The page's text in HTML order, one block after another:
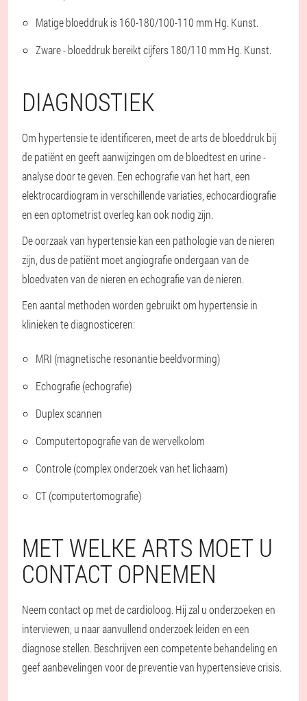
Matige bloeddruk is 160-180/100-110 mm Hg. Kunst.
Zware - bloeddruk bereikt cijfers 180/110 mm Hg. Kunst.
DIAGNOSTIEK
Om hypertensie te identificeren, meet de arts de bloeddruk bij
de patiënt en geeft aanwijzingen om de bloedtest en urine -
analyse door te geven. Een echografie van het hart, een
elektrocardiogram in verschillende variaties, echocardiografie
en een optometrist overleg kan ook nodig zijn.
De oorzaak van hypertensie kan een pathologie van de nieren
zijn, dus de patiënt moet angiografie ondergaan van de
bloedvaten van de nieren en echografie van de nieren.
Een aantal methoden worden gebruikt om hypertensie in
klinieken te diagnosticeren:
MRI (magnetische resonantie beeldvorming)
Echografie (echografie)
Duplex scannen
Computertopografie van de wervelkolom
Controle (complex onderzoek van het lichaam)
CT (computertomografie)
MET WELKE ARTS MOET U
CONTACT OPNEMEN
Neem contact op met de cardioloog. Hij zal u onderzoeken en
interviewen, u naar aanvullend onderzoek leiden en een
diagnose stellen. Beschrijven een competente behandeling en
geef aanbevelingen voor de preventie van hypertensieve crisis.